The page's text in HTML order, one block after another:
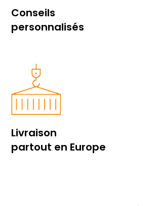
Conseils
personnalisés
Livraison
partout en Europe